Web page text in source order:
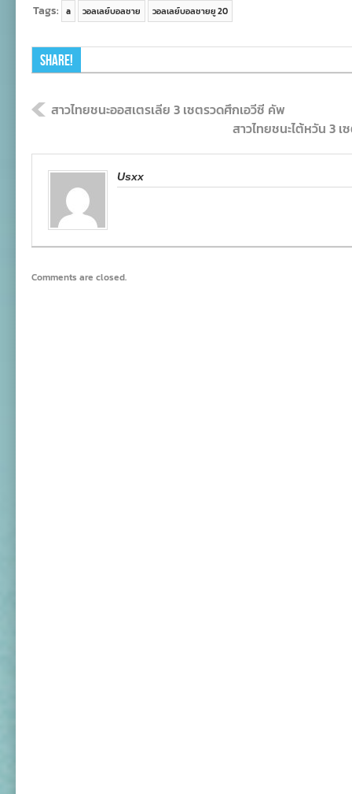
Tags: a วอลเลย์บอลชาย วอลเลย์บอลชายยู 20
Share!
สาวไทยชนะออสเตรเลีย 3 เซตรวดศึกเอวีซี คัพ
สาวไทยชนะไต้หวัน 3
Usxx
Comments are closed.